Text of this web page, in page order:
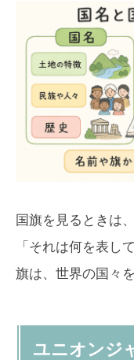
国旗を見るときは
「それは何を表し
旗は、世界の国々
ユニオンジ